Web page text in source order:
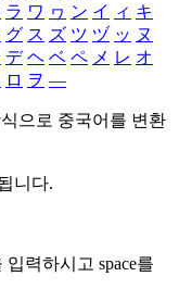
ラ ワ ヮ ン イ ィ キ
グ ス ズ ツ ヅ ッ ヌ
デ ヘ ベ ペ メ レ オ
ロ ヲ ―
으로 중국어를 변환
니다.
입력하시고 space를